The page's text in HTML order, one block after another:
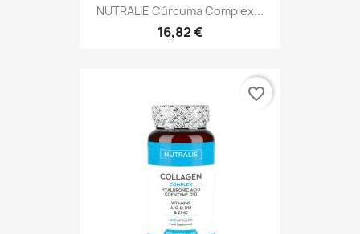
NUTRALIE Cúrcuma Complex...
16,82 €
favorite_border